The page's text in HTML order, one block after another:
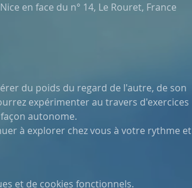
en face du n° 14, Le Rouret, France
expérimenter au travers d'exercices
autonome.
à explorer chez vous à votre rythme et
et de cookies fonctionnels.